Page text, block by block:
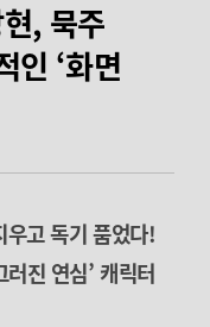
, 묵주
인 ‘화면
우고 독기 품었다!
진 연심’ 캐릭터